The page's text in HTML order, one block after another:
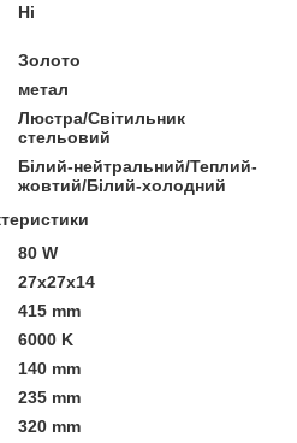
Ні
Золото
метал
Люстра/Світильник
стельовий
Білий-нейтральний/Теплий-
жовтий/Білий-холодний
80 W
27x27x14
415 mm
6000 K
140 mm
235 mm
320 mm